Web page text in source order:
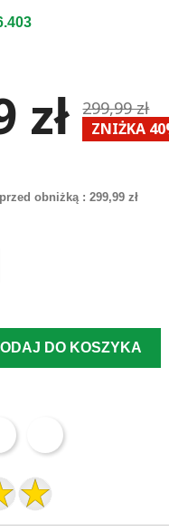
zł 299,99 zł
ZNIŻKA
obniżką : 299,99 zł
DO KOSZYKA